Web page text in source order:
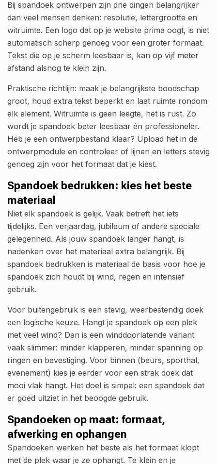
Bij spandoek ontwerpen zijn drie dingen belangrijker
dan veel mensen denken: resolutie, lettergrootte en
witruimte. Een logo dat op je website prima oogt, is niet
automatisch scherp genoeg voor een groter formaat.
Tekst die op je scherm leesbaar is, kan op vijf meter
afstand alsnog te klein zijn.
Praktische richtlijn: maak je belangrijkste boodschap
groot, houd extra tekst beperkt en laat ruimte rondom
elk element. Witruimte is geen leegte, het is rust. Zo
wordt je spandoek beter leesbaar én professioneler.
Heb je een ontwerpbestand klaar? Upload het in de
ontwerpmodule en controleer of lijnen en letters stevig
genoeg zijn voor het formaat dat je kiest.
Spandoek bedrukken: kies het beste
materiaal
Niet elk spandoek is gelijk. Vaak betreft het iets
tijdelijks. Een verjaardag, jubileum of andere speciale
gelegenheid. Als jouw spandoek langer hangt, is
nadenken over het materiaal extra belangrijk. Bij
spandoek bedrukken is materiaal de basis voor hoe je
spandoek zich houdt bij wind, regen en intensief
gebruik.
Voor buitengebruik is een stevig, weerbestendig doek
een logische keuze. Hangt je spandoek op een plek
met veel wind? Dan is een winddoorlatende variant
vaak slimmer: minder klapperen, minder spanning op
ringen en bevestiging. Voor binnen (beurs, sporthal,
evenement) kies je eerder voor een strak doek dat
mooi vlak hangt. Het doel is simpel: een spandoek dat
er goed uitziet in het beoogde gebruik.
Spandoeken op maat: formaat,
afwerking en ophangen
Spandoeken werken het beste als het formaat klopt
met de plek waar je ze ophangt. Te klein en je